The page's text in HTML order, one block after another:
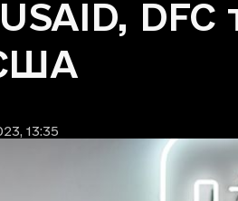
DFC
, 13:35